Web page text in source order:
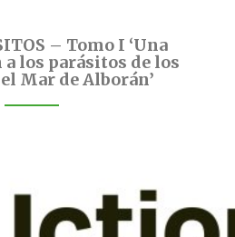
– Tomo I ‘Una
los parásitos de los
Mar de Alborán’